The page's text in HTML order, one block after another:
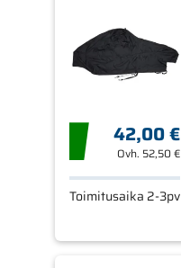
42,00 €
Ovh. 52,50 €
Toimitusaika 2-3pv